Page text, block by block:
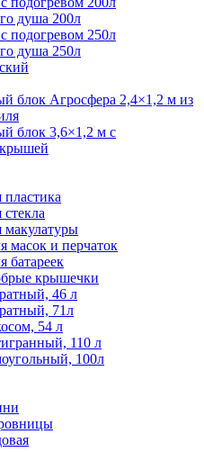
душа 200л
подогревом 250л
душа 250л
блок Агросфера 2,4×1,2 м из
блок 3,6×1,2 м с
макулатуры
масок и перчаток
батареек
крышечки
46 л
71л
54 л
110 л
100л